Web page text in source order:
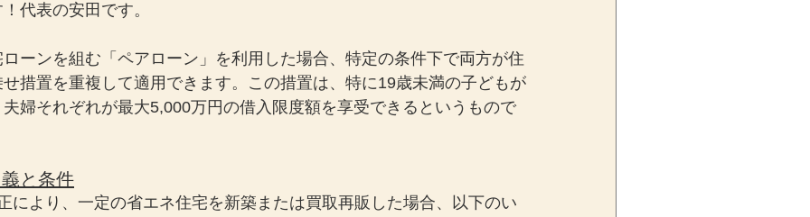
代表の安田です。
ーンを組む「ペアローン」を利用した場合、特定の条件下で両方が住
措置を重複して適用できます。この措置は、特に19歳未満の子どもが
婦それぞれが最大5,000万円の借入限度額を享受できるというもので
と条件
により、一定の省エネ住宅を新築または買取再販した場合、以下のい